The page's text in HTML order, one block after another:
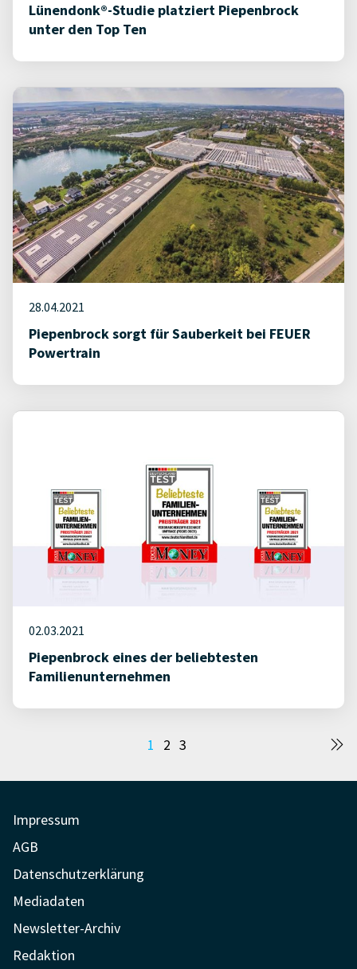
Lünendonk®-Studie platziert Piepenbrock
unter den Top Ten
28.04.2021
Piepenbrock sorgt für Sauberkeit bei FEUER
Powertrain
02.03.2021
Piepenbrock eines der beliebtesten
Familienunternehmen
Seitennummerierung
1 2 3
Impressum
AGB
Datenschutzerklärung
Mediadaten
Newsletter-Archiv
Redaktion